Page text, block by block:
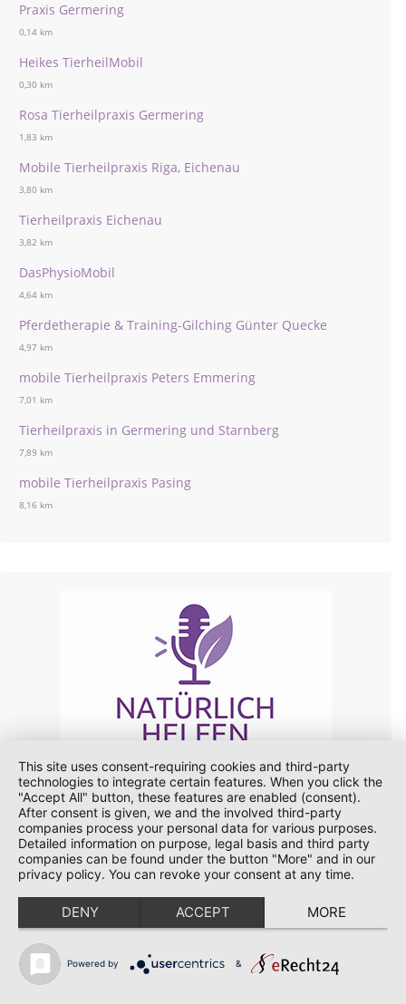
Praxis Germering
0,14 km
Heikes TierheilMobil
0,30 km
Rosa Tierheilpraxis Germering
1,83 km
Mobile Tierheilpraxis Riga, Eichenau
3,80 km
Tierheilpraxis Eichenau
3,82 km
DasPhysioMobil
4,64 km
Pferdetherapie & Training-Gilching Günter Quecke
4,97 km
mobile Tierheilpraxis Peters Emmering
7,01 km
Tierheilpraxis in Germering und Starnberg
7,89 km
mobile Tierheilpraxis Pasing
8,16 km
This site uses consent-requiring cookies and third-party
technologies to integrate certain features. When you click the
"Accept All" button, these features are enabled (consent).
After consent is given, we and the involved third-party
companies process your personal data for various purposes.
Detailed information on purpose, legal basis and third party
companies can be found under the button "More" and in our
privacy policy. You can revoke your consent at any time.
DENY ACCEPT MORE
Powered by &